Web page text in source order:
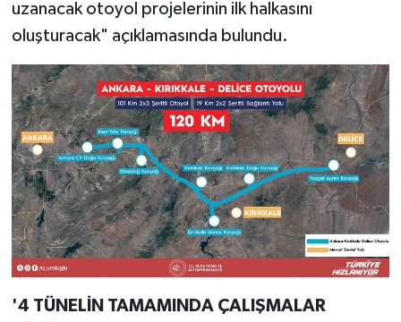
uzanacak otoyol projelerinin ilk halkasını
oluşturacak" açıklamasında bulundu.
'4 TÜNELİN TAMAMINDA ÇALIŞMALAR